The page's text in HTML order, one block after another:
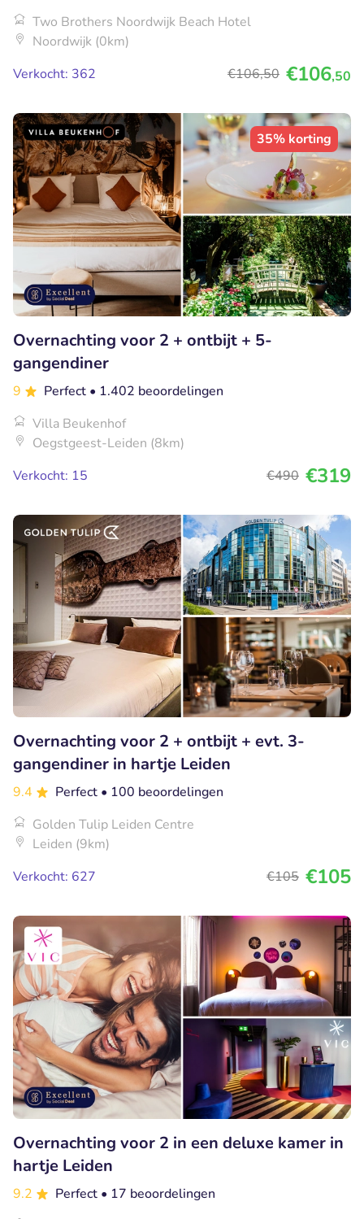
Two Brothers Noordwijk Beach Hotel
Noordwijk (0km)
Verkocht: 362
€106,50 €106,50
35% korting
Overnachting voor 2 + ontbijt + 5-
gangendiner
9 Perfect • 1.402 beoordelingen
Villa Beukenhof
Oegstgeest-Leiden (8km)
Verkocht: 15
€490 €319
Overnachting voor 2 + ontbijt + evt. 3-
gangendiner in hartje Leiden
9.4 Perfect • 100 beoordelingen
Golden Tulip Leiden Centre
Leiden (9km)
Verkocht: 627
€105 €105
Overnachting voor 2 in een deluxe kamer in
hartje Leiden
9.2 Perfect • 17 beoordelingen